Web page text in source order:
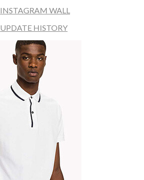
INSTAGRAM WALL
UPDATE HISTORY